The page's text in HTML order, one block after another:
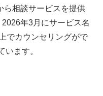
ら相談サービスを提供
年3月にサービス名
でカウンセリングがで
います。